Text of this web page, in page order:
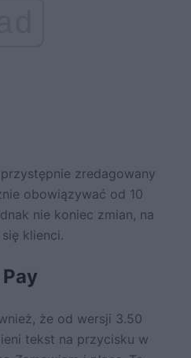
zredagowany
obowiązywać od 10
nie koniec zmian, na
klienci.
że od wersji 3.50
tekst na przycisku w